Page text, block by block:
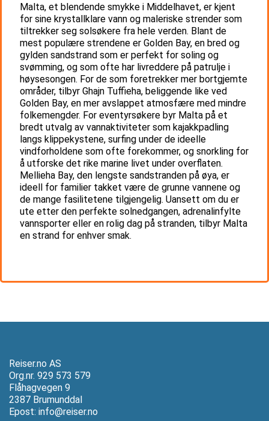
Malta, et blendende smykke i Middelhavet, er kjent
for sine krystallklare vann og maleriske strender som
tiltrekker seg solsøkere fra hele verden. Blant de
mest populære strendene er Golden Bay, en bred og
gylden sandstrand som er perfekt for soling og
svømming, og som ofte har livreddere på patrulje i
høysesongen. For de som foretrekker mer bortgjemte
områder, tilbyr Ghajn Tuffieha, beliggende like ved
Golden Bay, en mer avslappet atmosfære med mindre
folkemengder. For eventyrsøkere byr Malta på et
bredt utvalg av vannaktiviteter som kajakkpadling
langs klippekystene, surfing under de ideelle
vindforholdene som ofte forekommer, og snorkling for
å utforske det rike marine livet under overflaten.
Mellieha Bay, den lengste sandstranden på øya, er
ideell for familier takket være de grunne vannene og
de mange fasilitetene tilgjengelig. Uansett om du er
ute etter den perfekte solnedgangen, adrenalinfylte
vannsporter eller en rolig dag på stranden, tilbyr Malta
en strand for enhver smak.
Reiser.no AS
Org.nr. 929 573 579
Flåhagvegen 9
2387 Brumunddal
Epost: info@reiser.no